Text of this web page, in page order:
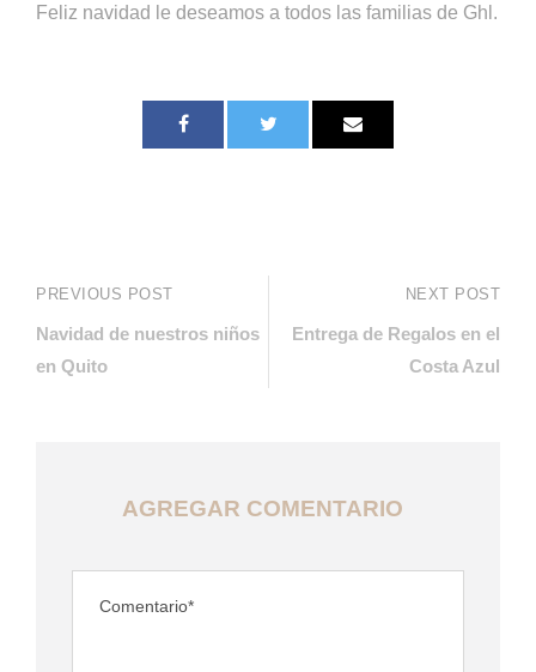
Feliz navidad le deseamos a todos las familias de Ghl.
PREVIOUS POST
Navidad de nuestros niños
en Quito
NEXT POST
Entrega de Regalos en el
Costa Azul
AGREGAR COMENTARIO